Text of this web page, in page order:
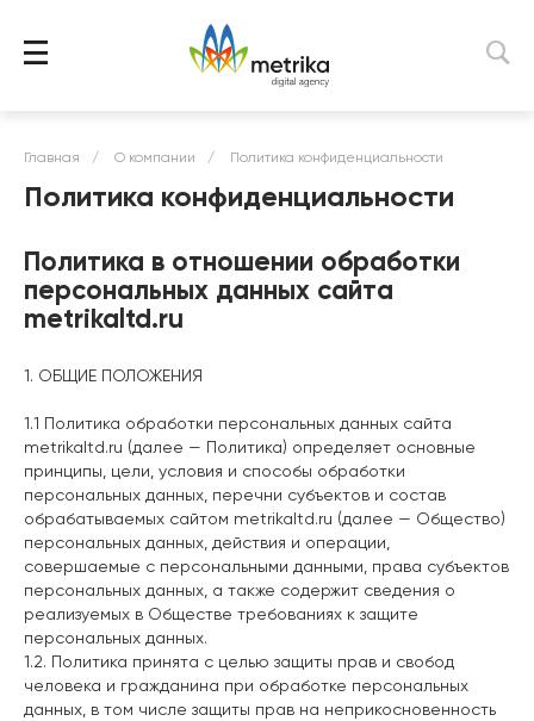
Главная / О компании / Политика конфиденциальности
Политика конфиденциальности
Политика в отношении обработки
персональных данных сайта
metrikaltd.ru
1. ОБЩИЕ ПОЛОЖЕНИЯ
1.1 Политика обработки персональных данных сайта
metrikaltd.ru (далее — Политика) определяет основные
принципы, цели, условия и способы обработки
персональных данных, перечни субъектов и состав
обрабатываемых сайтом metrikaltd.ru (далее — Общество)
персональных данных, действия и операции,
совершаемые с персональными данными, права субъектов
персональных данных, а также содержит сведения о
реализуемых в Обществе требованиях к защите
персональных данных.
1.2. Политика принята с целью защиты прав и свобод
человека и гражданина при обработке персональных
данных, в том числе защиты прав на неприкосновенность